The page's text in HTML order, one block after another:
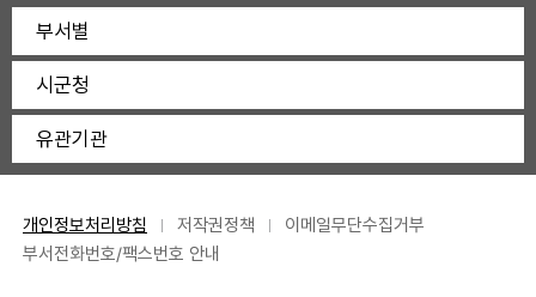
부서별
시군청
유관기관
개인정보처리방침 저작권정책
이메일무단수집거부
부서전화번호/팩스번호 안내